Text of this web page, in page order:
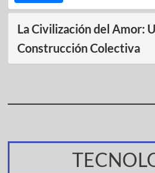
La Civilización del Amor:
Construcción Colectiva